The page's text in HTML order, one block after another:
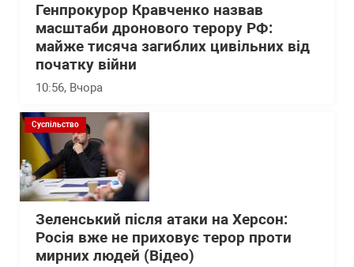
Генпрокурор Кравченко назвав
масштаби дронового терору РФ:
майже тисяча загиблих цивільних від
початку війни
10:56, Вчора
Суспільство
Зеленський після атаки на Херсон:
Росія вже не приховує терор проти
мирних людей (Відео)